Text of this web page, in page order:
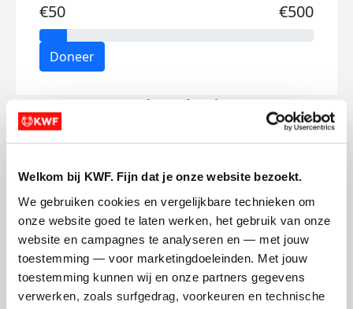
Welkom bij KWF. Fijn dat je onze website bezoekt.
We gebruiken cookies en vergelijkbare technieken om
onze website goed te laten werken, het gebruik van onze
website en campagnes te analyseren en — met jouw
toestemming — voor marketingdoeleinden. Met jouw
toestemming kunnen wij en onze partners gegevens
verwerken, zoals surfgedrag, voorkeuren en technische
€50 €500
Doneer
Sweder's badges